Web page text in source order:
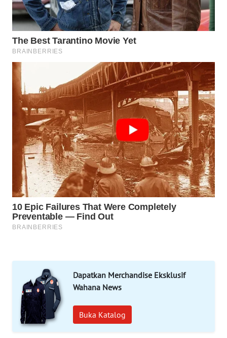
Dapatkan Merchandise Eksklusif
Wahana News
Buka Katalog
KONSUMEN
LISTRIK
MASYARAKAT
WALINKI
ID
MAWAKA
ID
MARTABAT
NET
PLN
WATCH
LPKKI
LKKI
KOPEKLIN